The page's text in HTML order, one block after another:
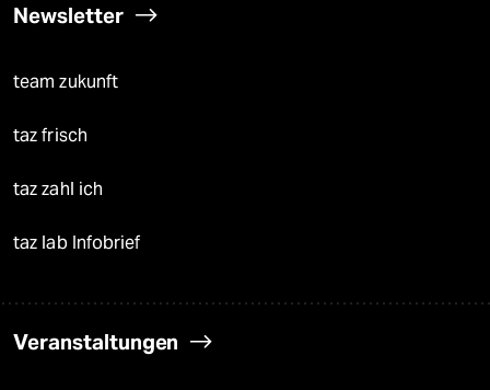
Newsletter
team zukunft
taz frisch
taz zahl ich
taz lab Infobrief
Veranstaltungen